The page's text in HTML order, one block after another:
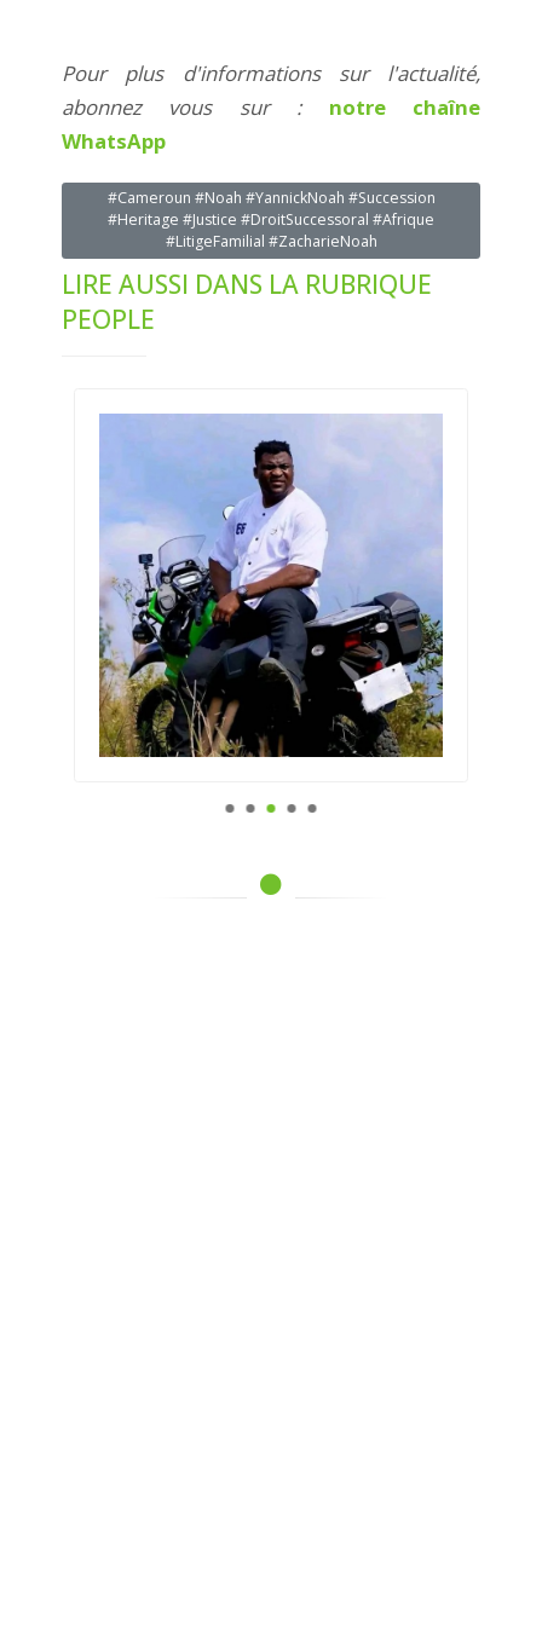
Pour plus d'informations sur l'actualité,
abonnez vous sur : notre chaîne
WhatsApp
#Cameroun #Noah #YannickNoah #Succession
#Heritage #Justice #DroitSuccessoral #Afrique
#LitigeFamilial #ZacharieNoah
LIRE AUSSI DANS LA RUBRIQUE
PEOPLE